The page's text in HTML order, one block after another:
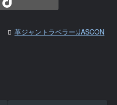
革ジャントラベラー:JASCON